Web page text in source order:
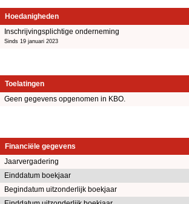
Hoedanigheden
Inschrijvingsplichtige onderneming
Sinds 19 januari 2023
Toelatingen
Geen gegevens opgenomen in KBO.
Financiële gegevens
Jaarvergadering
Einddatum boekjaar
Begindatum uitzonderlijk boekjaar